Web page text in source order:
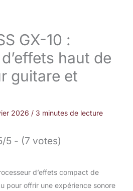
GX-10 :
haut de
guitare et
2026 / 3 minutes de lecture
5 - (7 votes)
d’effets compact de
pour offrir une expérience sonore